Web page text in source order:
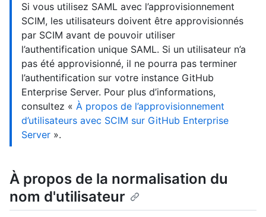
Si vous utilisez SAML avec l’approvisionnement
SCIM, les utilisateurs doivent être approvisionnés
par SCIM avant de pouvoir utiliser
l’authentification unique SAML. Si un utilisateur n’a
pas été approvisionné, il ne pourra pas terminer
l’authentification sur votre instance GitHub
Enterprise Server. Pour plus d’informations,
consultez « À propos de l’approvisionnement
d’utilisateurs avec SCIM sur GitHub Enterprise
Server ».
À propos de la normalisation du
nom d'utilisateur